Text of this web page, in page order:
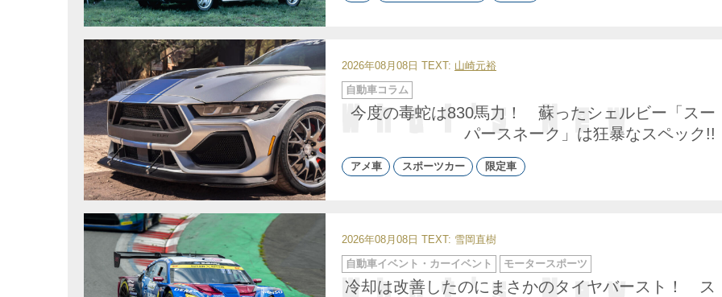
2026年08月08日 TEXT: 山崎元裕
今度の毒蛇は830馬力！ 蘇ったシェルビー「スー
パースネーク」は狂暴なスペック!!
カ
テ
リ
自動車コラム
アメ車 スポーツカー 限定車
2026年08月08日 TEXT: 雪岡直樹
冷却は改善したのにまさかのタイヤバースト！ ス
カ
テ
ゴ
リ
自動車イベント・カーイベント モータースポーツ